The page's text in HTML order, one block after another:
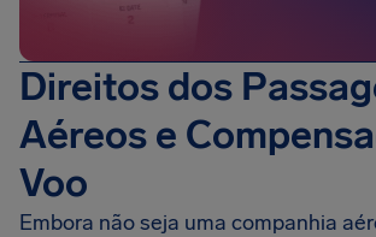
Direitos dos
Aéreos e
Voo
Embora não seja uma companhia